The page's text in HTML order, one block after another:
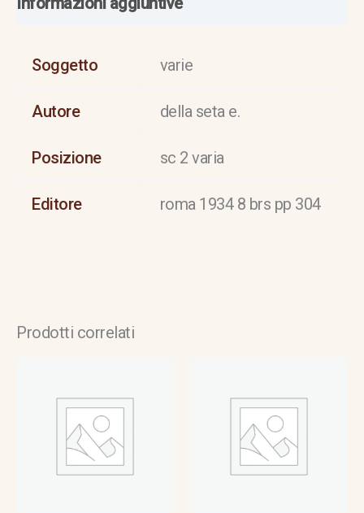
Soggetto varie
Autore della seta e.
Posizione sc 2 varia
Editore roma 1934 8 brs pp 304
Prodotti correlati